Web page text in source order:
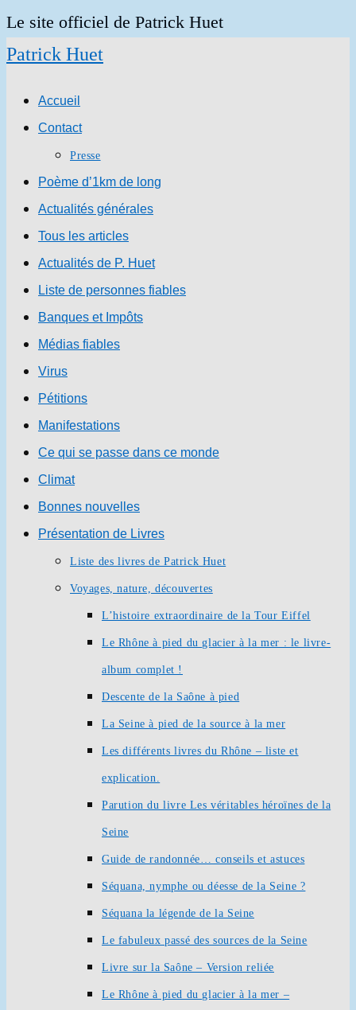
Skip
to
Le site officiel de Patrick Huet
Patrick Huet
Accueil
Contact
Presse
Poème d’1km de long
Actualités générales
Tous les articles
Actualités de P. Huet
Liste de personnes fiables
Banques et Impôts
Médias fiables
Virus
Pétitions
Manifestations
Ce qui se passe dans ce monde
Climat
Bonnes nouvelles
Présentation de Livres
Liste des livres de Patrick Huet
Voyages, nature, découvertes
L’histoire extraordinaire de la Tour Eiffel
Le Rhône à pied du glacier à la mer : le livre-
album complet !
Descente de la Saône à pied
La Seine à pied de la source à la mer
Les différents livres du Rhône – liste et
explication.
Parution du livre Les véritables héroïnes de la
Seine
Guide de randonnée… conseils et astuces
Séquana, nymphe ou déesse de la Seine ?
Séquana la légende de la Seine
Le fabuleux passé des sources de la Seine
Livre sur la Saône – Version reliée
Le Rhône à pied du glacier à la mer –